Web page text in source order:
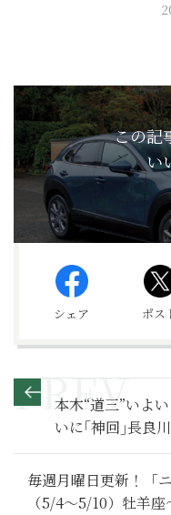
この記
い
シェア ポス
本木“道三”いよ
いに｢神回｣長良
ポート】
毎週月曜日更新！「
（5/4～5/10）牡羊